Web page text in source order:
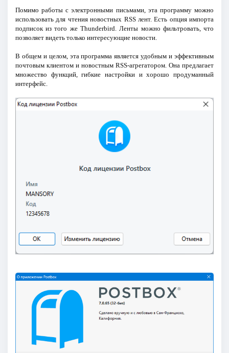
Помимо работы с электронными письмами, эта программу можно
использовать для чтения новостных RSS лент. Есть опция импорта
подписок из того же Thunderbird. Ленты можно фильтровать, что
позволяет видеть только интересующие новости.
В общем и целом, эта программа является удобным и эффективным
почтовым клиентом и новостным RSS-агрегатором. Она предлагает
множество функций, гибкие настройки и хорошо продуманный
интерфейс.